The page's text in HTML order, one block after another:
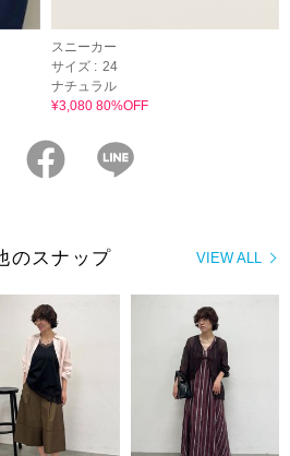
スニーカー
サイズ : 24
ナチュラル
¥3,080 80%OFF
twitter facebook
VIEW ALL
のスナップ